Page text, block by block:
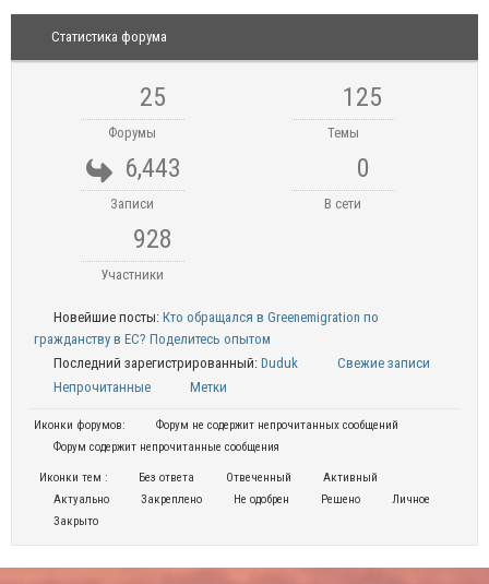
Статистика форума
25
Форумы
125
Темы
6,443
Записи
0
В сети
928
Участники
Новейшие посты: Кто обращался в Greenemigration по
гражданству в ЕС? Поделитесь опытом
Последний зарегистрированный: Duduk
Свежие записи
Непрочитанные
Метки
Иконки форумов:
Форум не содержит непрочитанных сообщений
Форум содержит непрочитанные сообщения
Иконки тем : Без ответа Отвеченный
Активный
Актуально
Закреплено Не одобрен Решено
Личное
Закрыто